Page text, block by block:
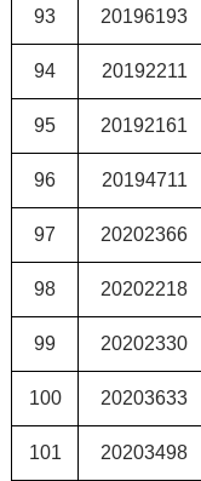
93 20196193
94 20192211
95 20192161
96 20194711
97 20202366
98 20202218
99 20202330
100 20203633
101 20203498